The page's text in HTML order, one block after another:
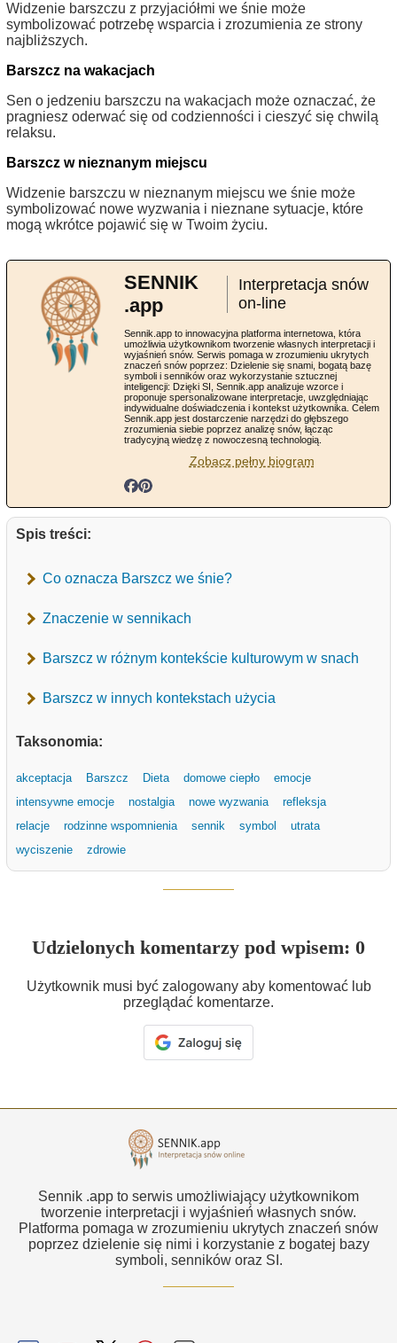
Widzenie barszczu z przyjaciółmi we śnie może
symbolizować potrzebę wsparcia i zrozumienia ze strony
najbliższych.
Barszcz na wakacjach
Sen o jedzeniu barszczu na wakacjach może oznaczać, że
pragniesz oderwać się od codzienności i cieszyć się chwilą
relaksu.
Barszcz w nieznanym miejscu
Widzenie barszczu w nieznanym miejscu we śnie może
symbolizować nowe wyzwania i nieznane sytuacje, które
mogą wkrótce pojawić się w Twoim życiu.
SENNIK
.app
Interpretacja snów
on-line
Sennik.app to innowacyjna platforma internetowa, która
umożliwia użytkownikom tworzenie własnych interpretacji i
wyjaśnień snów. Serwis pomaga w zrozumieniu ukrytych
znaczeń snów poprzez: Dzielenie się snami, bogatą bazę
symboli i senników oraz wykorzystanie sztucznej
inteligencji: Dzięki SI, Sennik.app analizuje wzorce i
proponuje spersonalizowane interpretacje, uwzględniając
indywidualne doświadczenia i kontekst użytkownika. Celem
Sennik.app jest dostarczenie narzędzi do głębszego
zrozumienia siebie poprzez analizę snów, łącząc
tradycyjną wiedzę z nowoczesną technologią.
Zobacz pełny biogram
Spis treści:
Co oznacza Barszcz we śnie?
Znaczenie w sennikach
Barszcz w różnym kontekście kulturowym w snach
Barszcz w innych kontekstach użycia
Taksonomia:
akceptacja Barszcz Dieta domowe ciepło
emocje
intensywne emocje
nostalgia nowe wyzwania
refleksja
relacje
rodzinne wspomnienia sennik symbol
utrata
wyciszenie
zdrowie
Udzielonych komentarzy pod wpisem: 0
Użytkownik musi być zalogowany aby komentować lub
przeglądać komentarze.
Sennik .app to serwis umożliwiający użytkownikom
tworzenie interpretacji i wyjaśnień własnych snów.
Platforma pomaga w zrozumieniu ukrytych znaczeń snów
poprzez dzielenie się nimi i korzystanie z bogatej bazy
symboli, senników oraz SI.